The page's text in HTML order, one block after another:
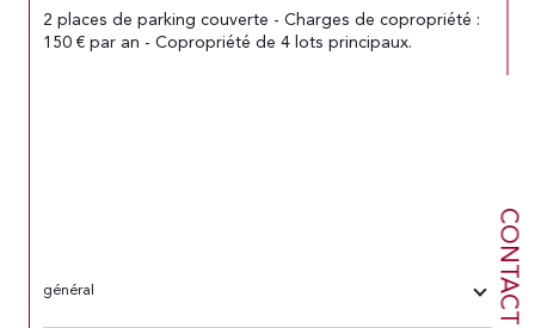
CONTACT
2 places de parking couverte - Charges de copropriété :
150 € par an - Copropriété de 4 lots principaux.
général